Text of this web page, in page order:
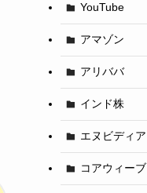
YouTube
アマゾン
アリババ
インド株
エヌビディア
コアウィーブ